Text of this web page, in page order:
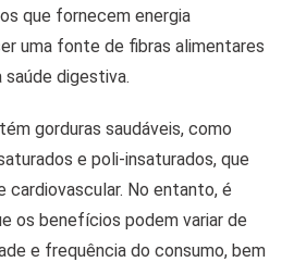
que fornecem energia
uma fonte de fibras alimentares
saúde digestiva.
gorduras saudáveis, como
e poli-insaturados, que
cardiovascular. No entanto, é
os benefícios podem variar de
e frequência do consumo, bem